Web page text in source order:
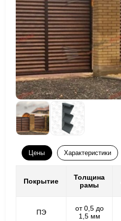
Цены Характеристики
Покрытие
Толщина
рамы
ПЭ
от 0,5 до
1,5 мм